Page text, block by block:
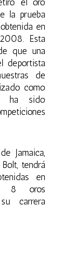
la prueba
en
Esta
que una
deportista
de
como
ha sido
Jamaica,
tendrá
en
8 oros
carrera